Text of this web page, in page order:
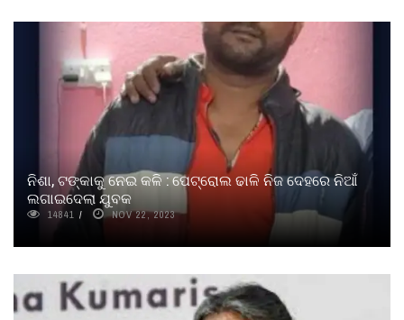
ନିଶା, ଟଙ୍କାକୁ ନେଇ କଳି : ପେଟ୍ରୋଲ ଢାଳି ନିଜ ଦେହରେ ନିଆଁ
ଲଗାଇଦେଲା ଯୁବକ
14841 NOV 22, 2023